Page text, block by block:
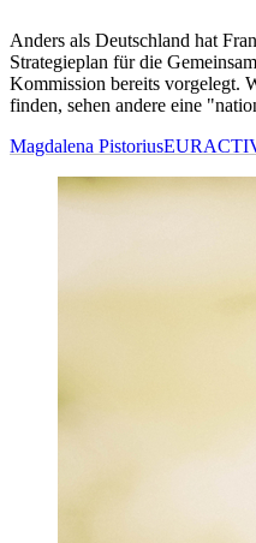
Anders als Deutschland hat
Strategieplan für die
Kommission bereits vorgelegt.
finden, sehen andere eine
Magdalena Pistorius